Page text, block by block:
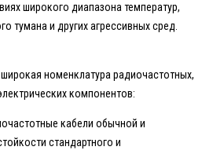
широкого диапазона температур,
тумана и других агрессивных сред.
номенклатура радиочастотных,
компонентов:
кабели обычной и
стандартного и